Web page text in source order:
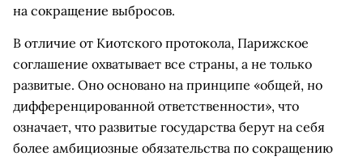
на сокращение выбросов.
В отличие от Киотского протокола, Парижское
соглашение охватывает все страны, а не только
развитые. Оно основано на принципе «общей, но
дифференцированной ответственности», что
означает, что развитые государства берут на себя
более амбициозные обязательства по сокращению